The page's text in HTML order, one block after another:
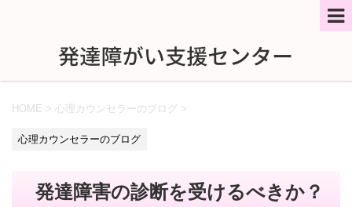
HOME > 心理カウンセラーのブログ >
心理カウンセラーのブログ
発達障害の診断を受けるべきか？